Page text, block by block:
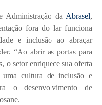
Administração da Abrasel,
fora do lar funciona
e inclusão ao abraçar
“Ao abrir as portas para
o setor enriquece sua oferta
uma cultura de inclusão e
o desenvolvimento de